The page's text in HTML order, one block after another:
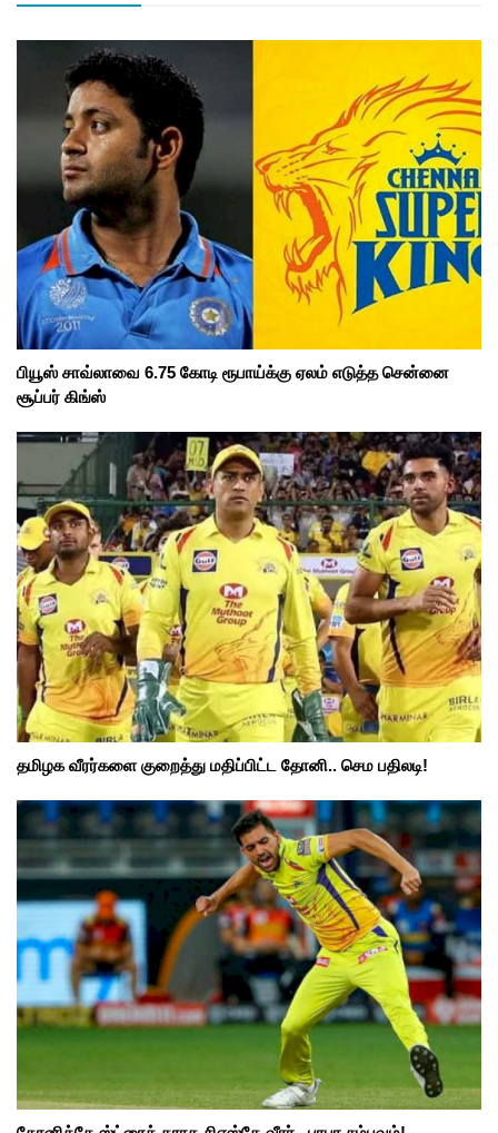
பியூஸ் சாவ்லாவை 6.75 கோடி ரூபாய்க்கு ஏலம் எடுத்த சென்னை
சூப்பர் கிங்ஸ்
தமிழக வீரர்களை குறைத்து மதிப்பிட்ட தோனி.. செம பதிலடி!